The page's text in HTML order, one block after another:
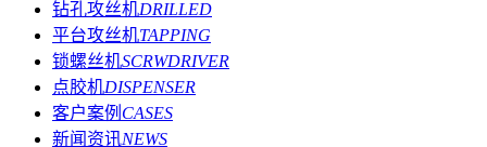
钻孔攻丝机DRILLED
平台攻丝机TAPPING
锁螺丝机SCRWDRIVER
点胶机DISPENSER
客户案例 CASES
新闻资讯NEWS